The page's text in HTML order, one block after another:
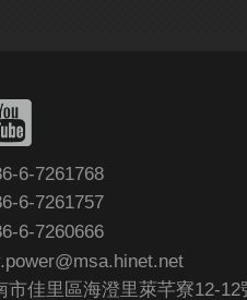
6-7261768
6-7261757
6-7260666
市佳里區海澄里萊芊寮12-